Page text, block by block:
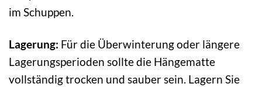
im Schuppen.
Lagerung: Für die Überwinterung oder längere
Lagerungsperioden sollte die Hängematte
vollständig trocken und sauber sein. Lagern Sie